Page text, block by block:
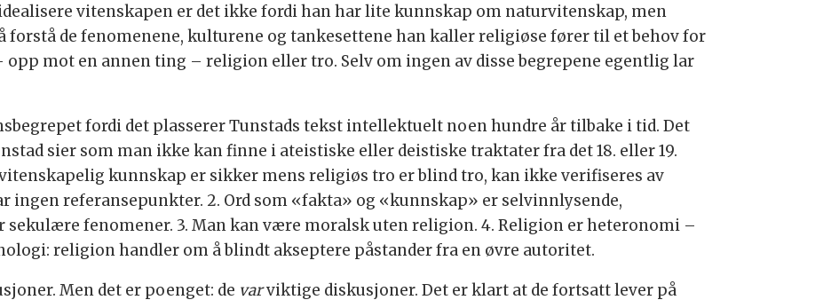
vitenskapen er det ikke fordi han har lite kunnskap om naturvitenskap, men
forstå de fenomenene, kulturene og tankesettene han kaller religiøse fører til et behov for
mot en annen ting – religion eller tro. Selv om ingen av disse begrepene egentlig lar
fordi det plasserer Tunstads tekst intellektuelt noen hundre år tilbake i tid. Det
sier som man ikke kan finne i ateistiske eller deistiske traktater fra det 18. eller 19.
kunnskap er sikker mens religiøs tro er blind tro, kan ikke verifiseres av
ingen referansepunkter. 2. Ord som «fakta» og «kunnskap» er selvinnlysende,
fenomener. 3. Man kan være moralsk uten religion. 4. Religion er heteronomi –
religion handler om å blindt akseptere påstander fra en øvre autoritet.
Men det er poenget: de varviktige diskusjoner. Det er klart at de fortsatt lever på